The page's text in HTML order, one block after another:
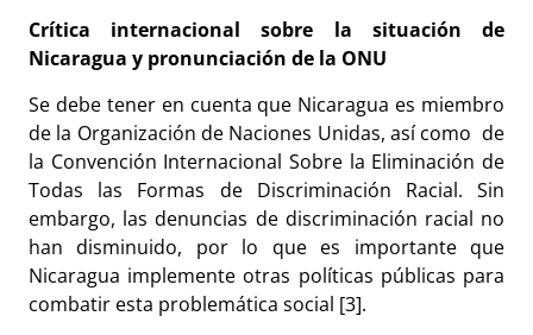
Crítica internacional sobre la situación de
Nicaragua y pronunciación de la ONU
Se debe tener en cuenta que Nicaragua es miembro
de la Organización de Naciones Unidas, así como de
la Convención Internacional Sobre la Eliminación de
Todas las Formas de Discriminación Racial. Sin
embargo, las denuncias de discriminación racial no
han disminuido, por lo que es importante que
Nicaragua implemente otras políticas públicas para
combatir esta problemática social [3].